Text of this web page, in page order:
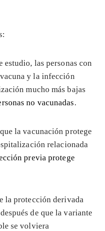
las personas con
y la infección
mucho más bajas
no vacunadas.
la vacunación protege
relacionada
previa protege
la protección derivada
de que la variante
se volviera